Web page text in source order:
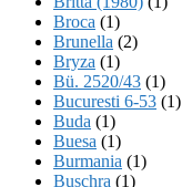
Broca (1)
Brunella (2)
Bryza (1)
Bü. 2520/43 (1)
Bucuresti 6-53 (1)
Buda (1)
Buesa (1)
Burmania (1)
Buschra (1)